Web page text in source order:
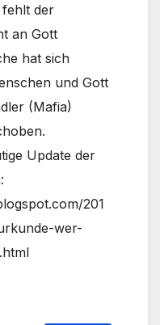
der
an Gott
hat sich
und Gott
(Mafia)
Update der
201
wer-